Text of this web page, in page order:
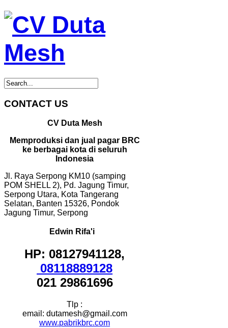
CONTACT US
CV Duta Mesh
Memproduksi dan jual pagar BRC
ke berbagai kota di seluruh
Indonesia
Jl. Raya Serpong KM10 (samping
POM SHELL 2), Pd. Jagung Timur,
Serpong Utara, Kota Tangerang
Selatan, Banten 15326, Pondok
Jagung Timur, Serpong
Edwin Rifa'i
HP: 08127941128,
08118889128
021 29861696
Tlp :
email: dutamesh@gmail.com
www.pabrikbrc.com